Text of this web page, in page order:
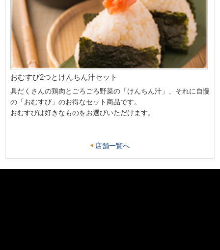
おむすび2つとけんちん汁セット
具だくさんの鶏肉とごろごろ野菜の「けんちん汁」、それに自慢
の「おむすび」のお得なセット商品です。
おむすびは好きなものをお選びいただけます。
店舗一覧へ